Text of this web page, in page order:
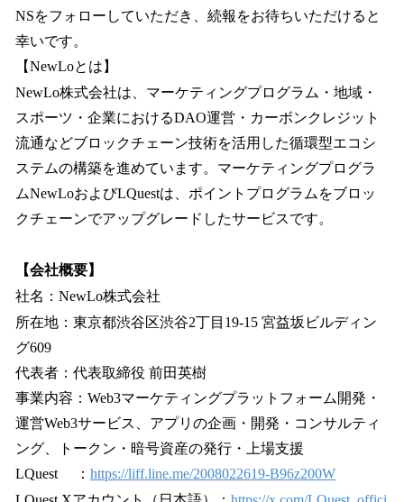
NSをフォローしていただき、続報をお待ちいただけると
幸いです。
【NewLoとは】
NewLo株式会社は、マーケティングプログラム・地域・
スポーツ・企業におけるDAO運営・カーボンクレジット
流通などブロックチェーン技術を活用した循環型エコシ
ステムの構築を進めています。マーケティングプログラ
ムNewLoおよびLQuestは、ポイントプログラムをブロッ
クチェーンでアップグレードしたサービスです。
【会社概要】
社名：NewLo株式会社
所在地：東京都渋谷区渋谷2丁目19-15 宮益坂ビルディン
グ609
代表者：代表取締役 前田英樹
事業内容：Web3マーケティングプラットフォーム開発・
運営Web3サービス、アプリの企画・開発・コンサルティ
ング、トークン・暗号資産の発行・上場支援
LQuest ： https://liff.line.me/2008022619-B96z200W